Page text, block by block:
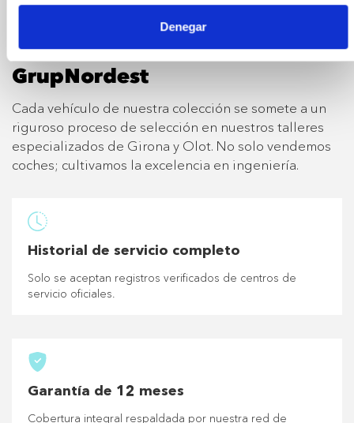
Denegar
Servicio de taller de
GrupNordest
Cada vehículo de nuestra colección se somete a un
riguroso proceso de selección en nuestros talleres
especializados de Girona y Olot. No solo vendemos
coches; cultivamos la excelencia en ingeniería.
Historial de servicio completo
Solo se aceptan registros verificados de centros de
servicio oficiales.
Garantía de 12 meses
Cobertura integral respaldada por nuestra red de